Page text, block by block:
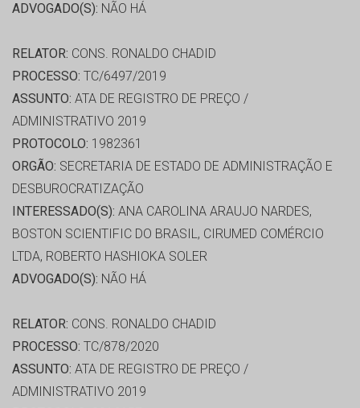
ADVOGADO(S): NÃO HÁ
RELATOR: CONS. RONALDO CHADID
PROCESSO: TC/6497/2019
ASSUNTO: ATA DE REGISTRO DE PREÇO /
ADMINISTRATIVO 2019
PROTOCOLO: 1982361
ORGÃO: SECRETARIA DE ESTADO DE ADMINISTRAÇÃO E
DESBUROCRATIZAÇÃO
INTERESSADO(S): ANA CAROLINA ARAUJO NARDES,
BOSTON SCIENTIFIC DO BRASIL, CIRUMED COMÉRCIO
LTDA, ROBERTO HASHIOKA SOLER
ADVOGADO(S): NÃO HÁ
RELATOR: CONS. RONALDO CHADID
PROCESSO: TC/878/2020
ASSUNTO: ATA DE REGISTRO DE PREÇO /
ADMINISTRATIVO 2019